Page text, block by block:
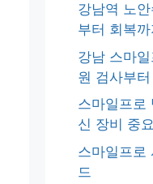
강남역 노
부터 회복
강남 스마
원 검사부
스마일프로
신 장비 중
스마일프로
드